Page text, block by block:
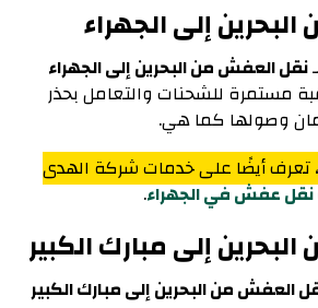
إلى الجهراء
نقل العفش من البحرين إلى الجهراء
مستمرة للشحنات والتعامل بحذر
وصولها كما هي.
أيضًا على خدمات شركة الهدى
عفش في الجهراء.
إلى مبارك الكبير
العفش من البحرين إلى مبارك الكبير